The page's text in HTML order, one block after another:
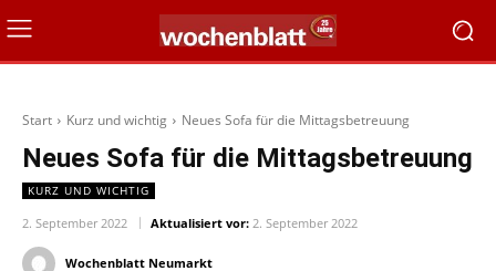
Start Kurz und wichtig Neues Sofa für die Mittagsbetreuung
Neues Sofa für die Mittagsbetreuung
KURZ UND WICHTIG
2. September 2022 Aktualisiert vor: 2. September 2022
Wochenblatt Neumarkt